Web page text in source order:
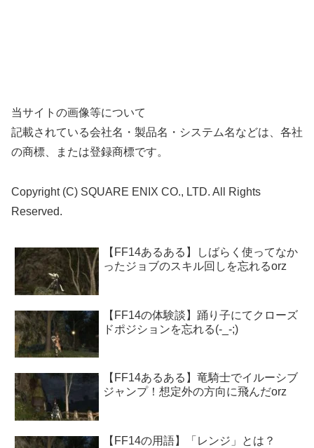
当サイトの画像等について
記載されている会社名・製品名・システム名などは、各社
の商標、または登録商標です。
Copyright (C) SQUARE ENIX CO., LTD. All Rights
Reserved.
【FF14あるある】しばらく使ってなか
ったジョブのスキル回しを忘れるorz
【FF14の体験談】踊り子にてクローズ
ドポジションを忘れる(-_-;)
【FF14あるある】竜騎士でイルーシブ
ジャンプ！想定外の方向に飛んだorz
【FF14の用語】「レンジ」とは？